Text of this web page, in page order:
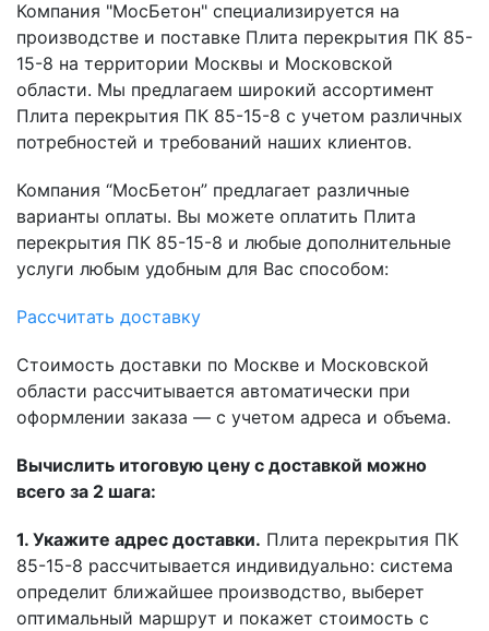
Компания "МосБетон" специализируется на
производстве и поставке Плита перекрытия ПК 85-
15-8 на территории Москвы и Московской
области. Мы предлагаем широкий ассортимент
Плита перекрытия ПК 85-15-8 с учетом различных
потребностей и требований наших клиентов.
Компания “МосБетон” предлагает различные
варианты оплаты. Вы можете оплатить Плита
перекрытия ПК 85-15-8 и любые дополнительные
услуги любым удобным для Вас способом:
Рассчитать доставку
Стоимость доставки по Москве и Московской
области рассчитывается автоматически при
оформлении заказа — с учетом адреса и объема.
Вычислить итоговую цену с доставкой можно
всего за 2 шага:
1. Укажите адрес доставки. Плита перекрытия ПК
85-15-8 рассчитывается индивидуально: система
определит ближайшее производство, выберет
оптимальный маршрут и покажет стоимость с